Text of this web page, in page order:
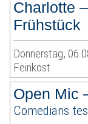
Charlotte
Frühstück
Donnerstag,
Feinkost
Open Mic
Comedians